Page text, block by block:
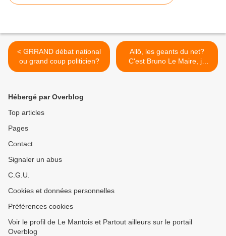
< GRRAND débat national
ou grand coup politicien?
Allô, les geants du net?
C'est Bruno Le Maire, je
vous sers une taxe aux
Hébergé par Overblog
Top articles
Pages
Contact
Signaler un abus
C.G.U.
Cookies et données personnelles
Préférences cookies
Voir le profil de Le Mantois et Partout ailleurs sur le portail
Overblog